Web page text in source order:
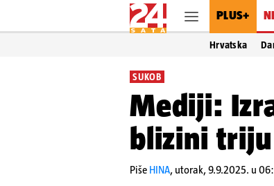
PLUS+
Hrvatska
SUKOB
Mediji:
blizini
Piše HINA, utorak, 9.9.2025. u